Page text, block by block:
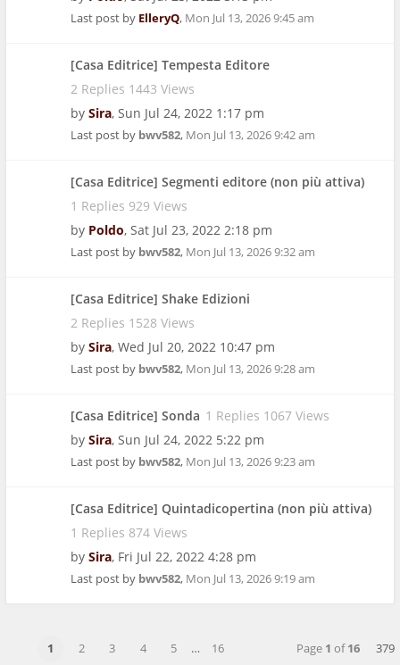
Last post by ElleryQ, Mon Jul 13, 2026 9:45 am
[Casa Editrice] Tempesta Editore
2 Replies 1443 Views
by Sira, Sun Jul 24, 2022 1:17 pm
Last post by bwv582, Mon Jul 13, 2026 9:42 am
[Casa Editrice] Segmenti editore (non più attiva)
1 Replies 929 Views
by Poldo, Sat Jul 23, 2022 2:18 pm
Last post by bwv582, Mon Jul 13, 2026 9:32 am
[Casa Editrice] Shake Edizioni
2 Replies 1528 Views
by Sira, Wed Jul 20, 2022 10:47 pm
Last post by bwv582, Mon Jul 13, 2026 9:28 am
[Casa Editrice] Sonda 1 Replies 1067 Views
by Sira, Sun Jul 24, 2022 5:22 pm
Last post by bwv582, Mon Jul 13, 2026 9:23 am
[Casa Editrice] Quintadicopertina (non più attiva)
1 Replies 874 Views
by Sira, Fri Jul 22, 2022 4:28 pm
Last post by bwv582, Mon Jul 13, 2026 9:19 am
1 2 3 4 5 … 16 Page 1 of16 379